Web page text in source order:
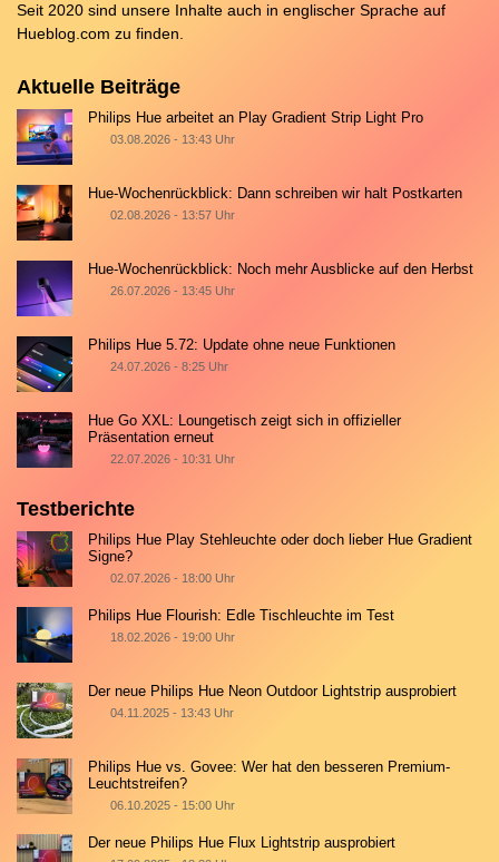
Seit 2020 sind unsere Inhalte auch in englischer Sprache auf
Hueblog.com zu finden.
Aktuelle Beiträge
Philips Hue arbeitet an Play Gradient Strip Light Pro
03.08.2026 - 13:43 Uhr
Hue-Wochenrückblick: Dann schreiben wir halt Postkarten
02.08.2026 - 13:57 Uhr
Hue-Wochenrückblick: Noch mehr Ausblicke auf den Herbst
26.07.2026 - 13:45 Uhr
Philips Hue 5.72: Update ohne neue Funktionen
24.07.2026 - 8:25 Uhr
Hue Go XXL: Loungetisch zeigt sich in offizieller
Präsentation erneut
22.07.2026 - 10:31 Uhr
Testberichte
Philips Hue Play Stehleuchte oder doch lieber Hue Gradient
Signe?
02.07.2026 - 18:00 Uhr
Philips Hue Flourish: Edle Tischleuchte im Test
18.02.2026 - 19:00 Uhr
Der neue Philips Hue Neon Outdoor Lightstrip ausprobiert
04.11.2025 - 13:43 Uhr
Philips Hue vs. Govee: Wer hat den besseren Premium-
Leuchtstreifen?
06.10.2025 - 15:00 Uhr
Der neue Philips Hue Flux Lightstrip ausprobiert